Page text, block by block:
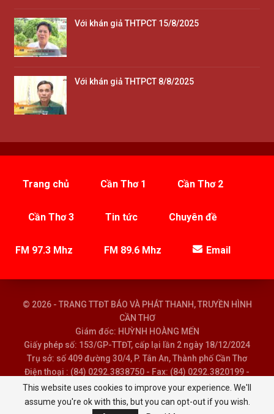
Với khán giả THTPCT 15/8/2025
Với khán giả THTPCT 8/8/2025
Trang chủ Cần Thơ 1 Cần Thơ 2
Cần Thơ 3 Tin tức Chuyên đề
FM 97.3 Mhz FM 89.6 Mhz Email
© 2026 - TRANG TTĐT BÁO VÀ PHÁT THANH, TRUYỀN HÌNH
CẦN THƠ
Giám đốc: HUỲNH HOÀNG MẾN
Giấy phép số: 153/GP-TTĐT, cấp lại lần 2 ngày 18/12/2024
Trụ sở: số 409 đường 30/4, P. Tân An, Thành phố Cần Thơ
Điện thoại : (84) 0292.3838750 - Fax: (84) 0292.3820199 -
Email : baoptth@cantho.gov.vn
This website uses cookies to improve your experience. We'll
assume you're ok with this, but you can opt-out if you wish.